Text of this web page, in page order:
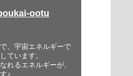
ootu
、宇宙エネルギーで
ています。
れるエネルギーが、
♪